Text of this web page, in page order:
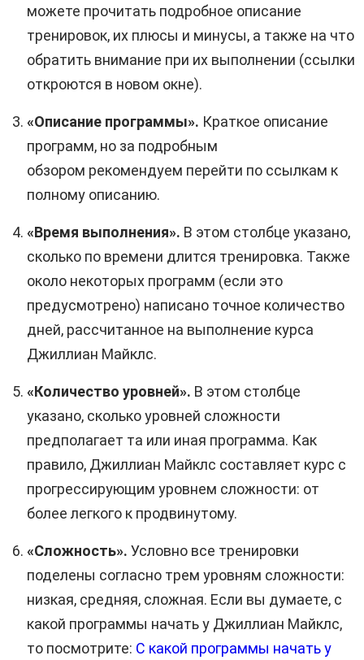
можете прочитать подробное описание
тренировок, их плюсы и минусы, а также на что
обратить внимание при их выполнении (ссылки
откроются в новом окне).
«Описание программы». Краткое описание
программ, но за подробным
обзором рекомендуем перейти по ссылкам к
полному описанию.
«Время выполнения». В этом столбце указано,
сколько по времени длится тренировка. Также
около некоторых программ (если это
предусмотрено) написано точное количество
дней, рассчитанное на выполнение курса
Джиллиан Майклс.
«Количество уровней». В этом столбце
указано, сколько уровней сложности
предполагает та или иная программа. Как
правило, Джиллиан Майклс составляет курс с
прогрессирующим уровнем сложности: от
более легкого к продвинутому.
«Сложность». Условно все тренировки
поделены согласно трем уровням сложности:
низкая, средняя, сложная. Если вы думаете, с
какой программы начать у Джиллиан Майклс,
то посмотрите: С какой программы начать у